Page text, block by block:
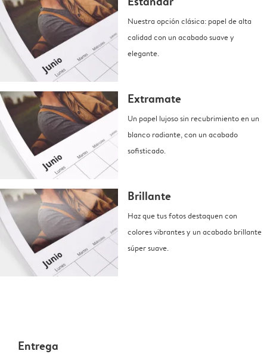
Nuestra opción clásica: papel de alta
calidad con un acabado suave y
elegante.
Extramate
Un papel lujoso sin recubrimiento en un
blanco radiante, con un acabado
sofisticado.
Brillante
Haz que tus fotos destaquen con
colores vibrantes y un acabado brillante
súper suave.
Entrega